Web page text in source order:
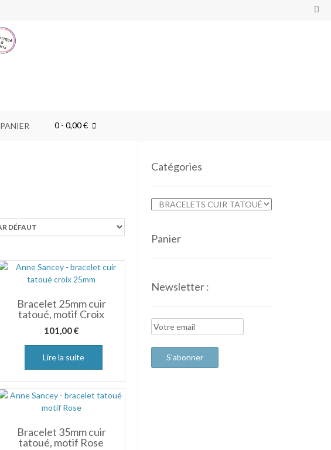
PANIER 0- 0,00 €
Bracelet 25mm cuir
tatoué, motif Croix
101,00€
Lire la suite
Bracelet 35mm cuir
tatoué, motif Rose
Catégories
Panier
Newsletter :